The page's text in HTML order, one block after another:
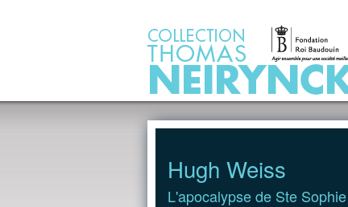
Hugh Weiss
L'apocalypse de Ste Sophie